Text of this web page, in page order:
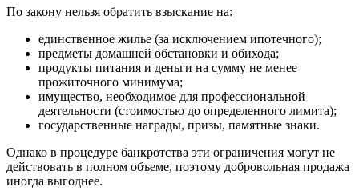
По закону нельзя обратить взыскание на:
единственное жилье (за исключением ипотечного);
предметы домашней обстановки и обихода;
продукты питания и деньги на сумму не менее
прожиточного минимума;
имущество, необходимое для профессиональной
деятельности (стоимостью до определенного лимита);
государственные награды, призы, памятные знаки.
Однако в процедуре банкротства эти ограничения могут не
действовать в полном объеме, поэтому добровольная продажа
иногда выгоднее.